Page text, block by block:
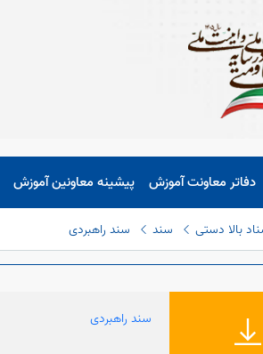
دفاتر معاونت آموزش پیشینه معاونین آموزش
بالا دستی سند سند راهبردی
سند راهبردی